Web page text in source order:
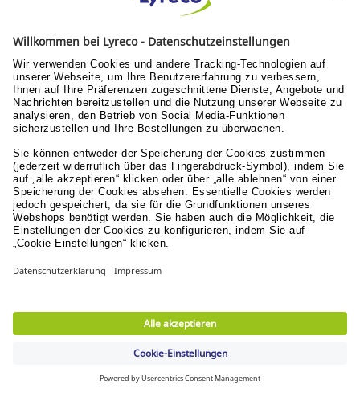
Kostenlose Rücksendungen
Verantwortung
Nachhaltigkeit
Menschen & Werte
Lyreco for Education
© Lyreco 2026
Barrierefreiheit|
|Datenschutzeinstellungen|